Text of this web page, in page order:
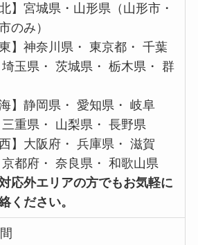
北】宮城県・山形県（山形市・
のみ）
東】神奈川県・ 東京都・ 千葉
玉県・ 茨城県・ 栃木県・ 群
海】静岡県・ 愛知県・ 岐阜
重県・ 山梨県・ 長野県
西】大阪府・ 兵庫県・ 滋賀
都府・ 奈良県・ 和歌山県
応外エリアの方でもお気軽に
ください。